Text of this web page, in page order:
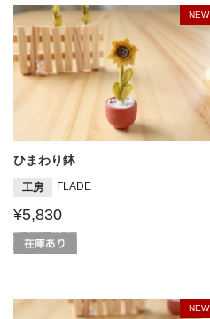
NEW
ひまわり鉢
工房 FLADE
¥5,830
NEW